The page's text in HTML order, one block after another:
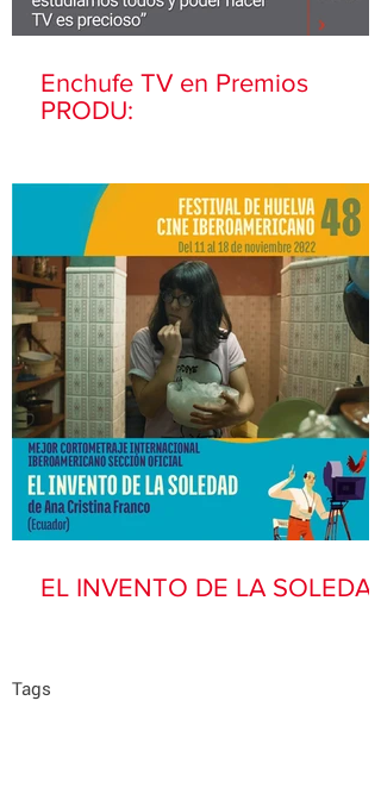
Enchufe TV en Premios
PRODU:
EL INVENTO DE LA SOLEDAD
Tags